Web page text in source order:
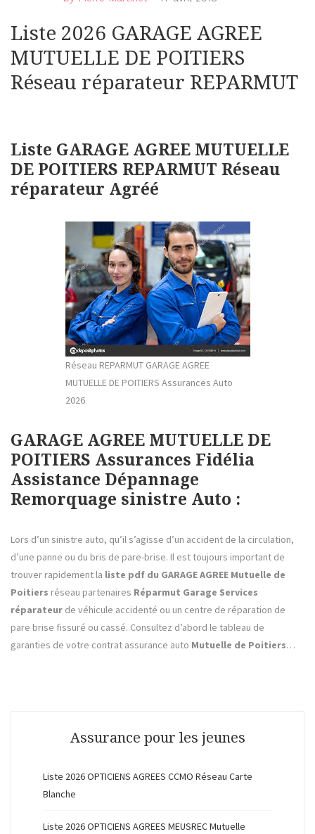
Liste 2026 GARAGE AGREE
MUTUELLE DE POITIERS
Réseau réparateur REPARMUT
Liste GARAGE AGREE MUTUELLE
DE POITIERS REPARMUT Réseau
réparateur Agréé
Réseau REPARMUT GARAGE AGREE
MUTUELLE DE POITIERS Assurances Auto
2026
GARAGE AGREE MUTUELLE DE
POITIERS Assurances Fidélia
Assistance Dépannage
Remorquage sinistre Auto :
Lors d’un sinistre auto, qu’il s’agisse d’un accident de la circulation,
d’une panne ou du bris de pare-brise. Il est toujours important de
trouver rapidement la liste pdf du GARAGE AGREE Mutuelle de
Poitiers réseau partenaires Réparmut Garage Services
réparateur de véhicule accidenté ou un centre de réparation de
pare brise fissuré ou cassé. Consultez d’abord le tableau de
garanties de votre contrat assurance auto Mutuelle de Poitiers…
Assurance pour les jeunes
Liste 2026 OPTICIENS AGREES CCMO Réseau Carte
Blanche
Liste 2026 OPTICIENS AGREES MEUSREC Mutuelle